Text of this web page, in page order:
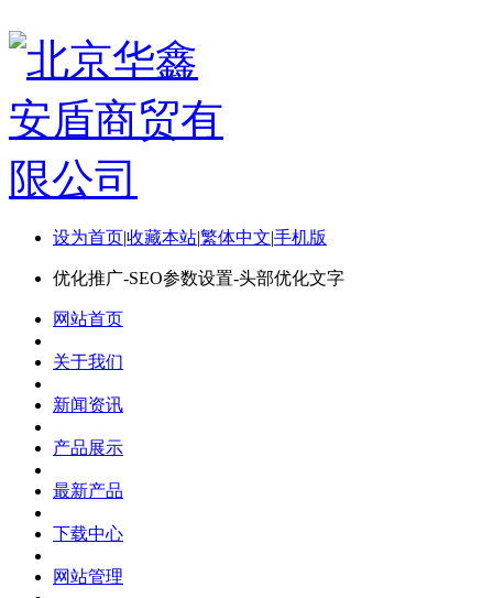
设为首页|收藏本站|繁体中文|手机版
优化推广-SEO参数设置-头部优化文字
网站首页
关于我们
新闻资讯
产品展示
最新产品
下载中心
网站管理